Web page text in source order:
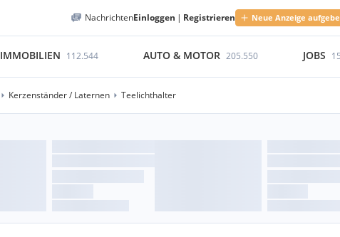
NachrichtenEinloggen | Registrieren Neue Anzeige
IMMOBILIEN 112.544 AUTO & MOTOR 205.550 JOBS
Kerzenständer / Laternen Teelichthalter